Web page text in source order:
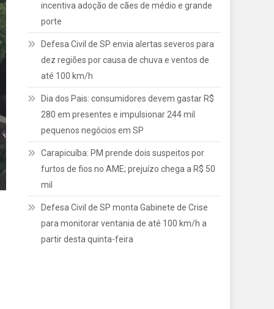
incentiva adoção de cães de médio e grande
porte
Defesa Civil de SP envia alertas severos para
dez regiões por causa de chuva e ventos de
até 100 km/h
Dia dos Pais: consumidores devem gastar R$
280 em presentes e impulsionar 244 mil
pequenos negócios em SP
Carapicuíba: PM prende dois suspeitos por
furtos de fios no AME; prejuízo chega a R$ 50
mil
Defesa Civil de SP monta Gabinete de Crise
para monitorar ventania de até 100 km/h a
partir desta quinta-feira